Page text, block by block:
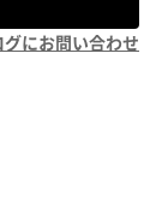
グにお問い合わせ